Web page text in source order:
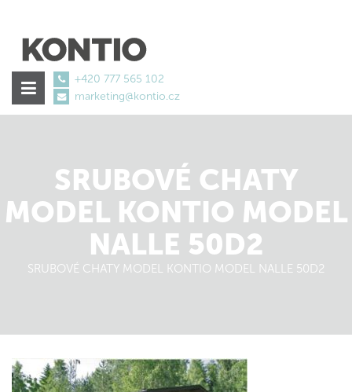
+420 777 565 102
marketing@kontio.cz
SRUBOVÉ CHATY
MODEL KONTIO MODEL
NALLE 50D2
SRUBOVÉ CHATY MODEL KONTIO MODEL NALLE 50D2